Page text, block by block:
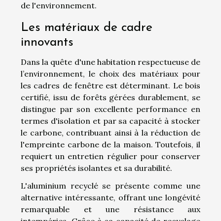
de l'environnement.
Les matériaux de cadre
innovants
Dans la quête d'une habitation respectueuse de
l’environnement, le choix des matériaux pour
les cadres de fenêtre est déterminant. Le bois
certifié, issu de forêts gérées durablement, se
distingue par son excellente performance en
termes d'isolation et par sa capacité à stocker
le carbone, contribuant ainsi à la réduction de
l'empreinte carbone de la maison. Toutefois, il
requiert un entretien régulier pour conserver
ses propriétés isolantes et sa durabilité.
L'aluminium recyclé se présente comme une
alternative intéressante, offrant une longévité
remarquable et une résistance aux